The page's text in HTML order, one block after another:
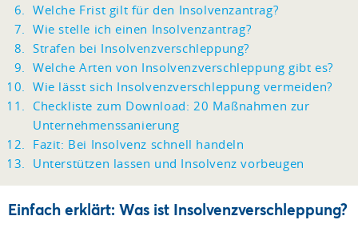
Welche Frist gilt für den Insolvenzantrag?
Wie stelle ich einen Insolvenzantrag?
Strafen bei Insolvenzverschleppung?
Welche Arten von Insolvenzverschleppung gibt es?
Wie lässt sich Insolvenzverschleppung vermeiden?
Checkliste zum Download: 20 Maßnahmen zur
Unternehmenssanierung
Fazit: Bei Insolvenz schnell handeln
Unterstützen lassen und Insolvenz vorbeugen
Einfach erklärt: Was ist Insolvenzverschleppung?